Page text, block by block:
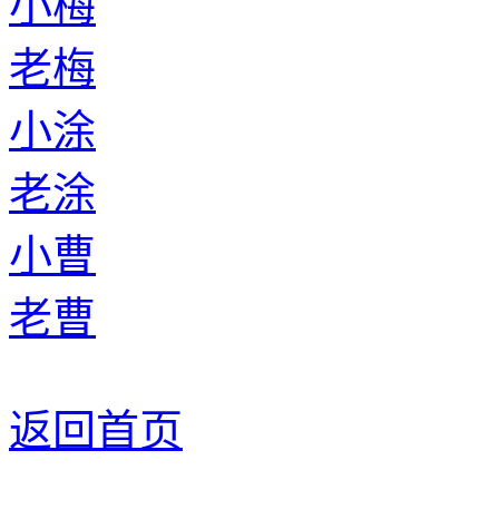
老梅
小涂
老涂
小曹
老曹
返回首页